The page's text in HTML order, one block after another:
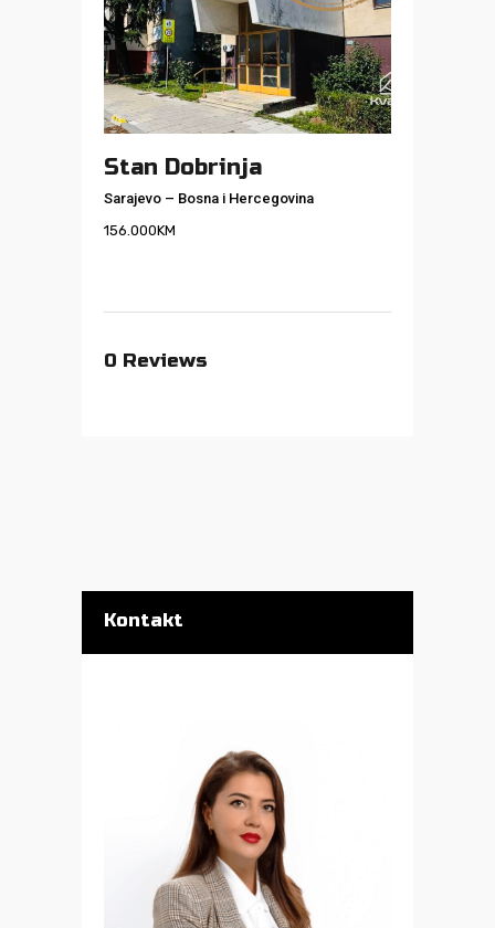
Stan Dobrinja
Sarajevo – Bosna i Hercegovina
156.000KM
0 Reviews
Kontakt